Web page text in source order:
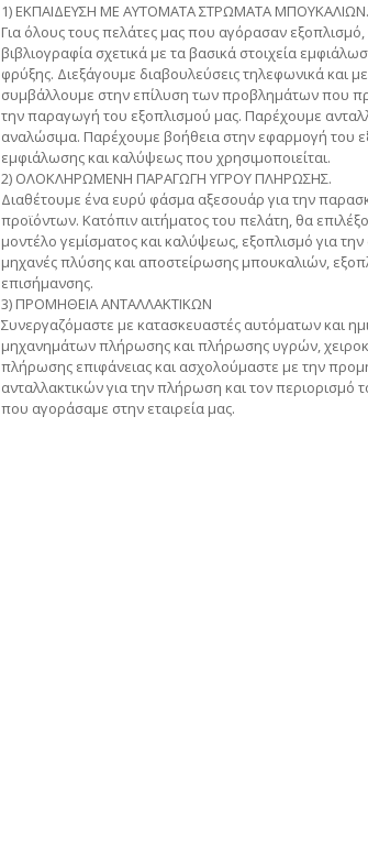
1) ΕΚΠΑΙΔΕΥΣΗ ΜΕ ΑΥΤΟΜΑΤΑ ΣΤΡΩΜΑΤΑ ΜΠΟΥΚΑΛΙΩΝ.
Για όλους τους πελάτες μας που αγόρασαν
βιβλιογραφία σχετικά με τα βασικά στοιχεία
φρύξης. Διεξάγουμε διαβουλεύσεις τηλεφωνικά και
συμβάλλουμε στην επίλυση των προβλημάτων που
την παραγωγή του εξοπλισμού μας. Παρέχουμε
αναλώσιμα. Παρέχουμε βοήθεια στην εφαρμογή του
εμφιάλωσης και καλύψεως που χρησιμοποιείται.
2) ΟΛΟΚΛΗΡΩΜΕΝΗ ΠΑΡΑΓΩΓΗ ΥΓΡΟΥ ΠΛΗΡΩΣΗΣ.
Διαθέτουμε ένα ευρύ φάσμα αξεσουάρ για την
προϊόντων. Κατόπιν αιτήματος του πελάτη, θα
μοντέλο γεμίσματος και καλύψεως, εξοπλισμό για
μηχανές πλύσης και αποστείρωσης μπουκαλιών,
επισήμανσης.
3) ΠΡΟΜΗΘΕΙΑ ΑΝΤΑΛΛΑΚΤΙΚΩΝ
Συνεργαζόμαστε με κατασκευαστές αυτόματων και
μηχανημάτων πλήρωσης και πλήρωσης υγρών,
πλήρωσης επιφάνειας και ασχολούμαστε με την
ανταλλακτικών για την πλήρωση και τον περιορισμό
που αγοράσαμε στην εταιρεία μας.